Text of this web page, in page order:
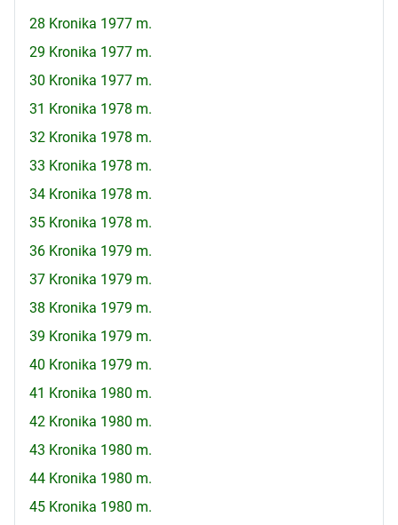
28 Kronika 1977 m.
29 Kronika 1977 m.
30 Kronika 1977 m.
31 Kronika 1978 m.
32 Kronika 1978 m.
33 Kronika 1978 m.
34 Kronika 1978 m.
35 Kronika 1978 m.
36 Kronika 1979 m.
37 Kronika 1979 m.
38 Kronika 1979 m.
39 Kronika 1979 m.
40 Kronika 1979 m.
41 Kronika 1980 m.
42 Kronika 1980 m.
43 Kronika 1980 m.
44 Kronika 1980 m.
45 Kronika 1980 m.